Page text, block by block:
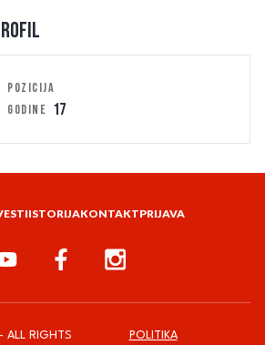
POZICIJA
GODINE 17
ISTORIJAKONTAKTPRIJAVA
ALL RIGHTS POLITIKA